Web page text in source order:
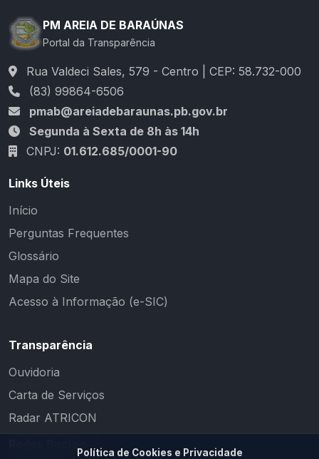
PM AREIA DE BARAÚNAS
Portal da Transparência
Rua Valdeci Sales, 579 - Centro | CEP: 58.732-000
(83) 99864-6506
pmab@areiadebaraunas.pb.gov.br
Segunda à Sexta de 8h às 14h
CNPJ: 01.612.685/0001-90
Links Úteis
Início
Perguntas Frequentes
Glossário
Mapa do Site
Acesso à Informação (e-SIC)
Transparência
Ouvidoria
Carta de Serviços
Radar ATRICON
Política de Cookies e Privacidade